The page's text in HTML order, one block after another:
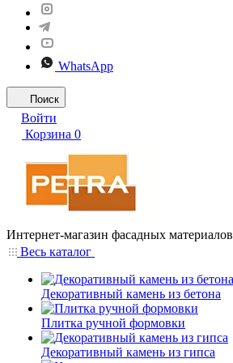
WhatsApp
Поиск
Войти
Корзина 0
Интернет-магазин фасадных материалов
Весь каталог
Декоративный камень из бетона
Плитка ручной формовки
Декоративный камень из гипса